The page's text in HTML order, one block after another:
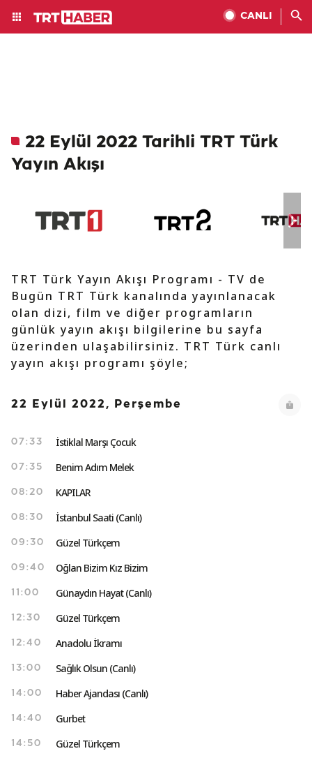
CANLI
22 Eylül 2022 Tarihli TRT Türk
Yayın Akışı
TRT Türk Yayın Akışı Programı - TV de
Bugün TRT Türk kanalında yayınlanacak
olan dizi, film ve diğer programların
günlük yayın akışı bilgilerine bu sayfa
üzerinden ulaşabilirsiniz. TRT Türk canlı
yayın akışı programı şöyle;
22 Eylül 2022, Perşembe
07:33 İstiklal Marşı Çocuk
07:35 Benim Adım Melek
08:20 KAPILAR
08:30 İstanbul Saati (Canlı)
09:30 Güzel Türkçem
09:40 Oğlan Bizim Kız Bizim
11:00 Günaydın Hayat (Canlı)
12:30 Güzel Türkçem
12:40 Anadolu İkramı
13:00 Sağlık Olsun (Canlı)
14:00 Haber Ajandası (Canlı)
14:40 Gurbet
14:50 Güzel Türkçem